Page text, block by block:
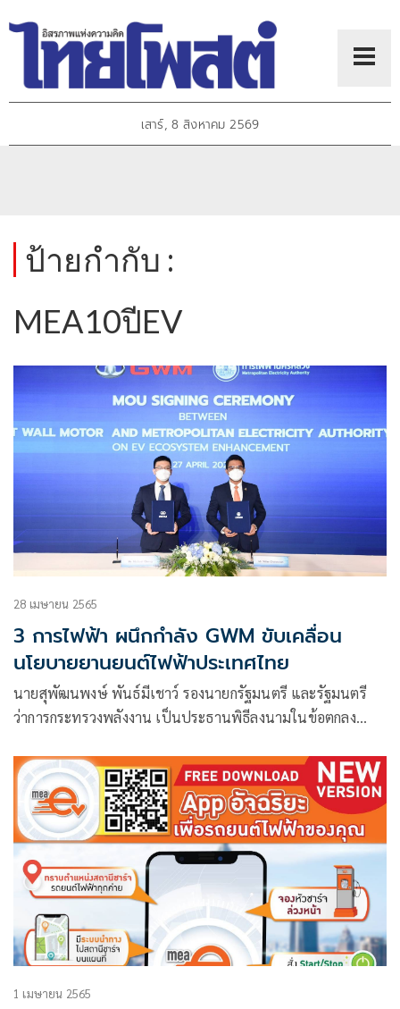
เสาร์, 8 สิงหาคม 2569
ป้ายกำกับ :
MEA10ปีEV
28 เมษายน 2565
3 การไฟฟ้า ผนึกกำลัง GWM ขับเคลื่อน
นโยบายยานยนต์ไฟฟ้าประเทศไทย
นายสุพัฒนพงษ์ พันธ์มีเชาว์ รองนายกรัฐมนตรี และรัฐมนตรี
ว่าการกระทรวงพลังงาน เป็นประธานพิธีลงนามในข้อตกลง
1 เมษายน 2565